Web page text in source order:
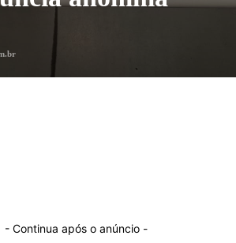
- Continua após o anúncio -